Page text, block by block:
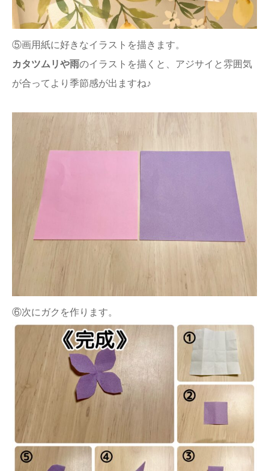
⑤画用紙に好きなイラストを描きます。
カタツムリや雨のイラストを描くと、アジサイと雰囲気
が合ってより季節感が出ますね♪
⑥次にガクを作ります。